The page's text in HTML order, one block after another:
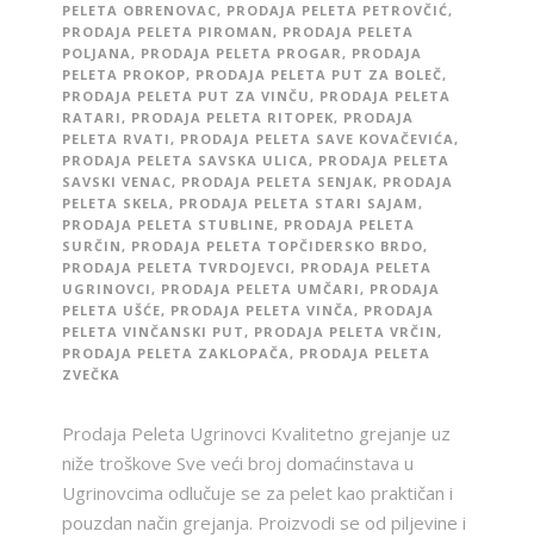
PELETA OBRENOVAC, PRODAJA PELETA PETROVČIĆ,
PRODAJA PELETA PIROMAN, PRODAJA PELETA
POLJANA, PRODAJA PELETA PROGAR, PRODAJA
PELETA PROKOP, PRODAJA PELETA PUT ZA BOLEČ,
PRODAJA PELETA PUT ZA VINČU, PRODAJA PELETA
RATARI, PRODAJA PELETA RITOPEK, PRODAJA
PELETA RVATI, PRODAJA PELETA SAVE KOVAČEVIĆA,
PRODAJA PELETA SAVSKA ULICA, PRODAJA PELETA
SAVSKI VENAC, PRODAJA PELETA SENJAK, PRODAJA
PELETA SKELA, PRODAJA PELETA STARI SAJAM,
PRODAJA PELETA STUBLINE, PRODAJA PELETA
SURČIN, PRODAJA PELETA TOPČIDERSKO BRDO,
PRODAJA PELETA TVRDOJEVCI, PRODAJA PELETA
UGRINOVCI, PRODAJA PELETA UMČARI, PRODAJA
PELETA UŠĆE, PRODAJA PELETA VINČA, PRODAJA
PELETA VINČANSKI PUT, PRODAJA PELETA VRČIN,
PRODAJA PELETA ZAKLOPAČA, PRODAJA PELETA
ZVEČKA
Prodaja Peleta Ugrinovci Kvalitetno grejanje uz
niže troškove Sve veći broj domaćinstava u
Ugrinovcima odlučuje se za pelet kao praktičan i
pouzdan način grejanja. Proizvodi se od piljevine i